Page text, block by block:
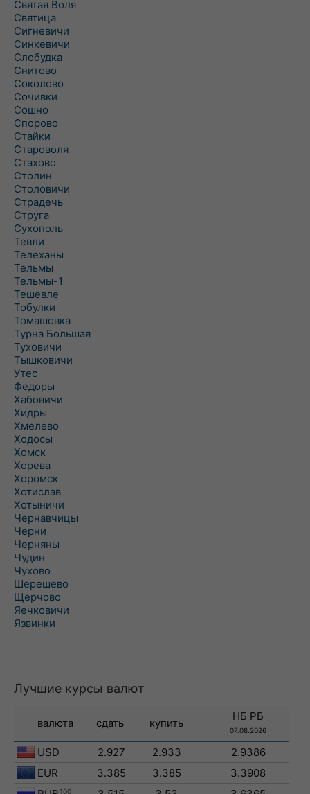
Святая Воля
Святица
Сигневичи
Синкевичи
Слобудка
Снитово
Соколово
Сочивки
Сошно
Спорово
Стайки
Староволя
Стахово
Столин
Столовичи
Страдечь
Струга
Сухополь
Тевли
Телеханы
Тельмы
Тельмы-1
Тешевле
Тобулки
Томашовка
Турна Большая
Туховичи
Тышковичи
Утес
Федоры
Хабовичи
Хидры
Хмелево
Ходосы
Хомск
Хорева
Хоромск
Хотислав
Хотыничи
Чернавчицы
Черни
Черняны
Чудин
Чухово
Шерешево
Щерчово
Яечковичи
Язвинки
Лучшие курсы валют
валюта сдать купить
НБ РБ
07.08.2026
USD 2.927 2.933
2.9386
EUR
3.385 3.385
3.3908
100